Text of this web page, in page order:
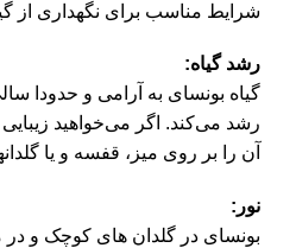
شرایط مناسب برای نگهداری از
رشد گیاه:
گیاه بونسای به آرامی و حدودا
رشد می‌کند. اگر می‌خواهید زیبایی
آن را بر روی میز، قفسه و یا
نور:
بونسای در گلدان های کوچک و